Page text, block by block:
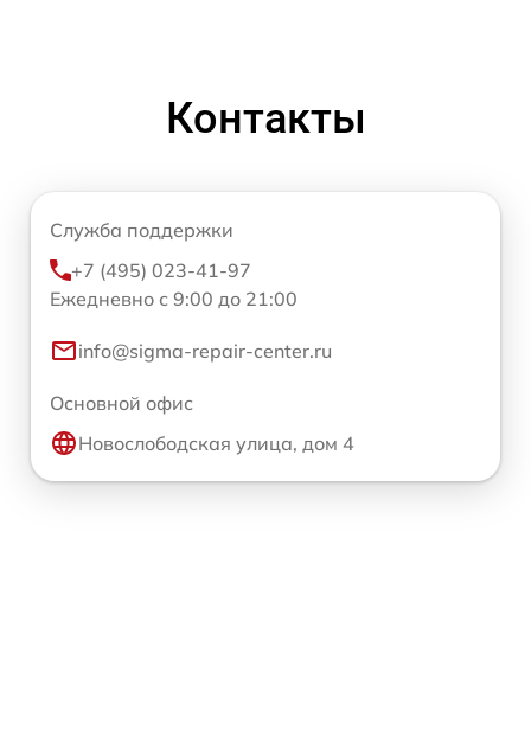
Контакты
Служба поддержки
+7 (495) 023-41-97
Ежедневно с 9:00 до 21:00
info@sigma-repair-center.ru
Основной офис
Новослободская улица, дом 4